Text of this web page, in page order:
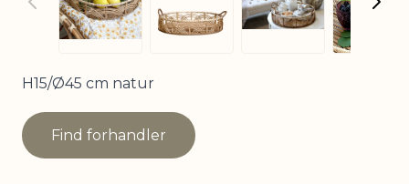
H15/Ø45 cm natur
Find forhandler